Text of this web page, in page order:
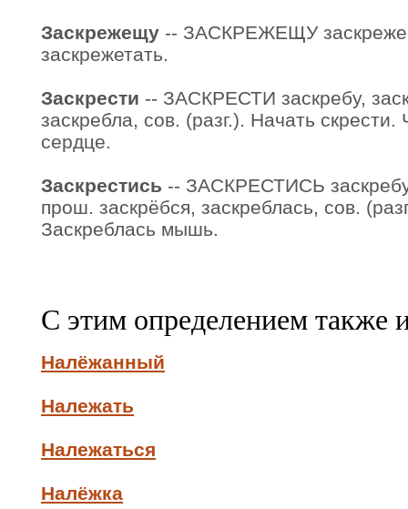
Заскрежещу -- ЗАСКРЕЖЕЩУ
заскрежетать.
Заскрести -- ЗАСКРЕСТИ заскребу,
заскребла, сов. (разг.). Начать скрести.
сердце.
Заскрестись -- ЗАСКРЕСТИСЬ
прош. заскрёбся, заскреблась, сов.
Заскреблась мышь.
С этим определением также
Налёжанный
Належать
Належаться
Налёжка